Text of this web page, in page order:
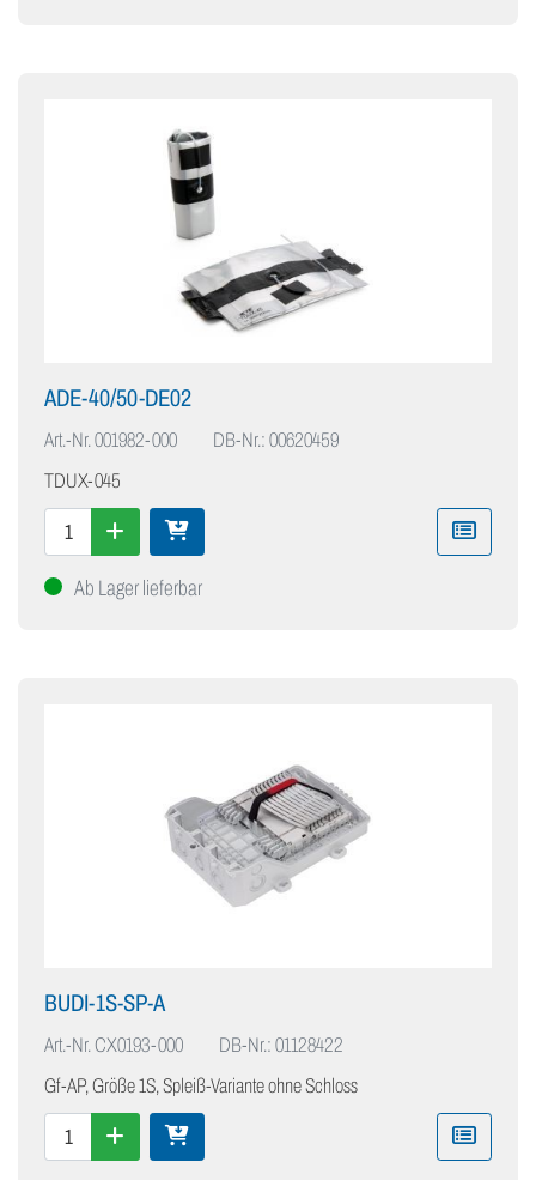
ADE-40/50-DE02
Art.-Nr.001982-000
DB-Nr.: 00620459
TDUX-045
Ab Lager lieferbar
BUDI-1S-SP-A
Art.-Nr.CX0193-000
DB-Nr.: 01128422
Gf-AP, Größe 1S, Spleiß-Variante ohne Schloss